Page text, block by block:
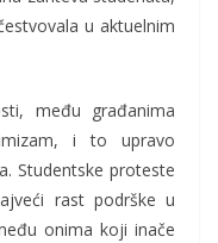
u aktuelnim
među građanima
i to upravo
Studentske proteste
rast podrške u
onima koji inače